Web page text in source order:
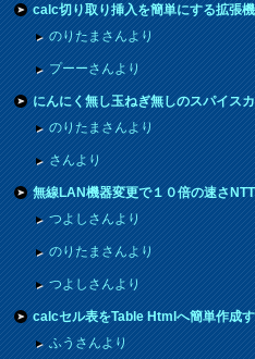
calc切り取り挿入を簡単にする拡張
のりたまさんより
プーーさんより
にんにく無し玉ねぎ無しのスパイス
のりたまさんより
さんより
無線LAN機器変更で１０倍の速さ
つよしさんより
のりたまさんより
つよしさんより
calcセル表をTable Htmlへ簡単作成
ふうさんより